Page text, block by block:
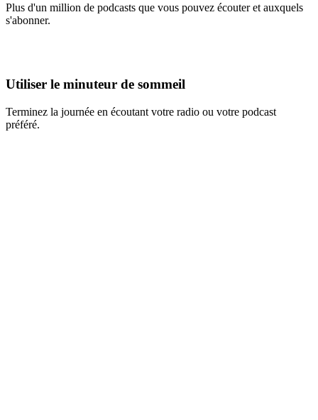
Plus d'un million de podcasts que vous pouvez écouter et auxquels
s'abonner.
Utiliser le minuteur de sommeil
Terminez la journée en écoutant votre radio ou votre podcast
préféré.